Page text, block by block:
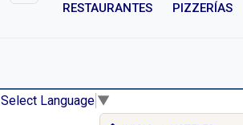
RESTAURANTES PIZZERÍAS
Select Language ▼